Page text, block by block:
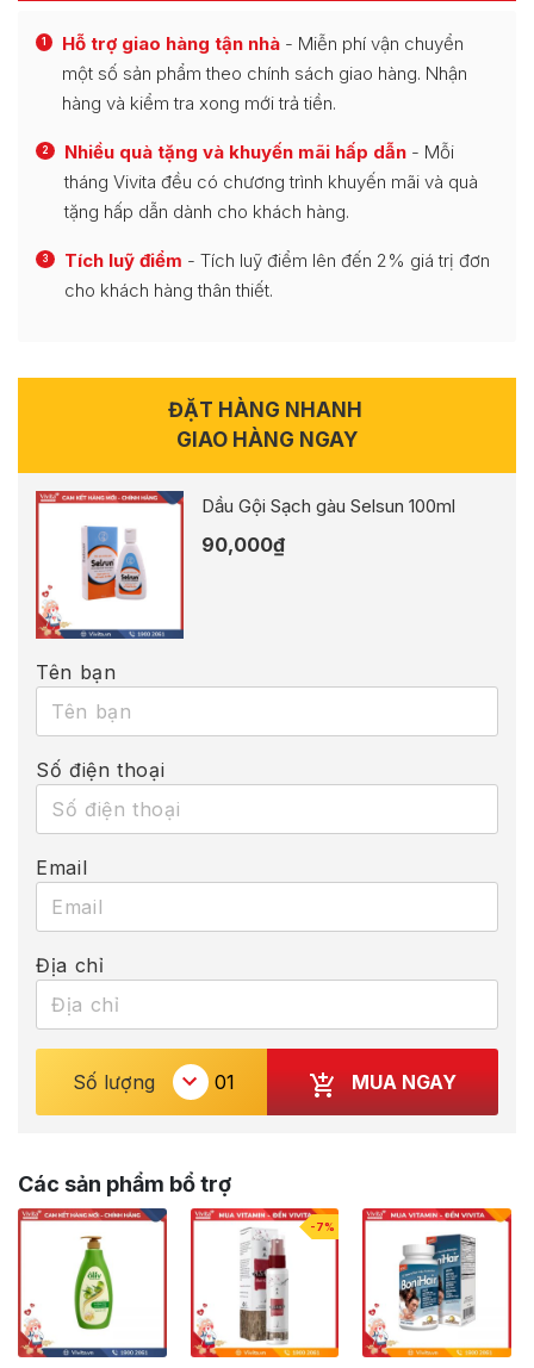
1 Hỗ trợ giao hàng tận nhà - Miễn phí vận chuyển
một số sản phẩm theo chính sách giao hàng. Nhận
hàng và kiểm tra xong mới trả tiền.
2 Nhiều quà tặng và khuyến mãi hấp dẫn - Mỗi
tháng Vivita đều có chương trình khuyến mãi và quà
tặng hấp dẫn dành cho khách hàng.
3 Tích luỹ điểm - Tích luỹ điểm lên đến 2% giá trị đơn
cho khách hàng thân thiết.
ĐẶT HÀNG NHANH
GIAO HÀNG NGAY
Dầu Gội Sạch gàu Selsun 100ml
90,000₫
Tên bạn
Số điện thoại
Email
Địa chỉ
Số lượng MUA NGAY
Các sản phẩm bổ trợ
-7%